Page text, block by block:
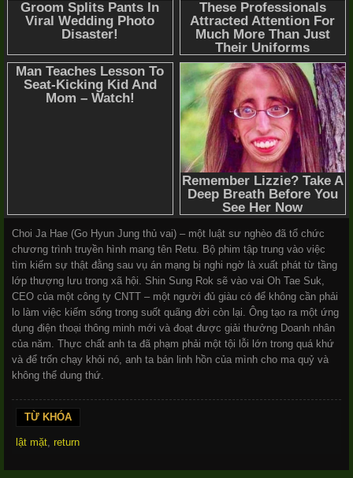
Choi Ja Hae (Go Hyun Jung thủ vai) – một luật sư nghèo đã tổ chức
chương trình truyền hình mang tên Retu. Bộ phim tập trung vào việc
tìm kiếm sự thật đằng sau vụ án mạng bị nghi ngờ là xuất phát từ tầng
lớp thượng lưu trong xã hội. Shin Sung Rok sẽ vào vai Oh Tae Suk,
CEO của một công ty CNTT – một người đủ giàu có để không cần phải
lo làm việc kiếm sống trong suốt quãng đời còn lại. Ông tạo ra một ứng
dụng điện thoại thông minh mới và đoạt được giải thưởng Doanh nhân
của năm. Thực chất anh ta đã phạm phải một tội lỗi lớn trong quá khứ
và để trốn chạy khỏi nó, anh ta bán linh hồn của mình cho ma quỷ và
không thể dung thứ.
TỪ KHÓA
lật mặt return